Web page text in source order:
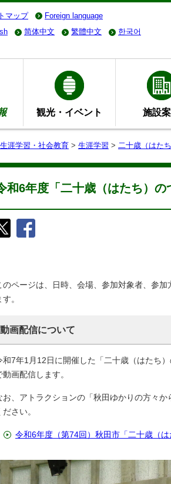
マップ Foreign language
简体中文 繁體中文 한국어
観光・イベント 施設
生涯学習・社会教育 > 生涯学習 > 二十歳（はた
和6年度「二十歳（はたち）の
のページは、日時、会場、参加対象者、参
す。
動画配信について
和7年1月12日に開催した「二十歳（はたち
動画配信します。
お、アトラクションの「秋田ゆかりの方々
ださい。
令和6年度（第74回）秋田市「二十歳（